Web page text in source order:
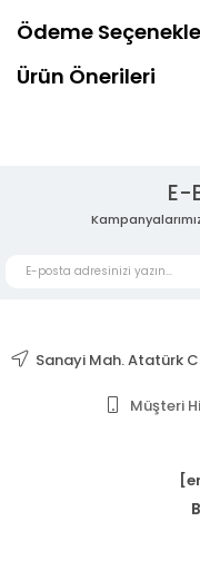
Ödeme
Ürün Önerileri
E-
Sanayi Mah. Atatürk
Müşteri